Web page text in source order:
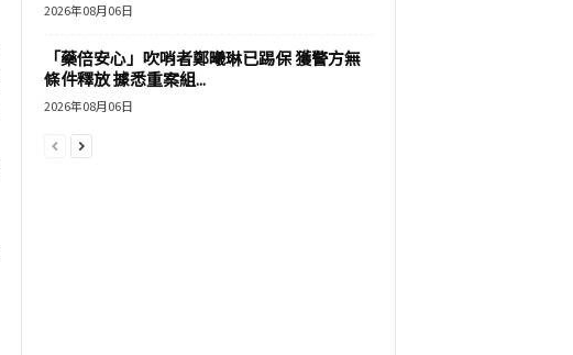
2026年08月06日
「藥倍安心」吹哨者鄭曦琳已踢保 獲警方無
條件釋放 據悉重案組...
2026年08月06日